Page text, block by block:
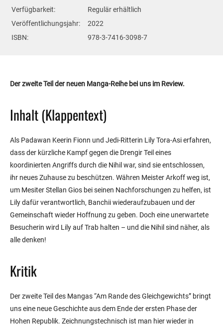
Verfügbarkeit:
Regulär erhältlich
Veröffentlichungsjahr:
2022
ISBN:
978-3-7416-3098-7
Der zweite Teil der neuen Manga-Reihe bei uns im Review.
Inhalt (Klappentext)
Als Padawan Keerin Fionn und Jedi-Ritterin Lily Tora-Asi erfahren,
dass der kürzliche Kampf gegen die Drengir Teil eines
koordinierten Angriffs durch die Nihil war, sind sie entschlossen,
ihr neues Zuhause zu beschützen. Währen Meister Arkoff weg ist,
um Mesiter Stellan Gios bei seinen Nachforschungen zu helfen, ist
Lily dafür verantwortlich, Banchii wiederaufzubauen und der
Gemeinschaft wieder Hoffnung zu geben. Doch eine unerwartete
Besucherin wird Lily auf Trab halten – und die Nihil sind näher, als
alle denken!
Kritik
Der zweite Teil des Mangas “Am Rande des Gleichgewichts” bringt
uns eine neue Geschichte aus dem Ende der ersten Phase der
Hohen Republik. Zeichnungstechnisch ist man hier wieder in